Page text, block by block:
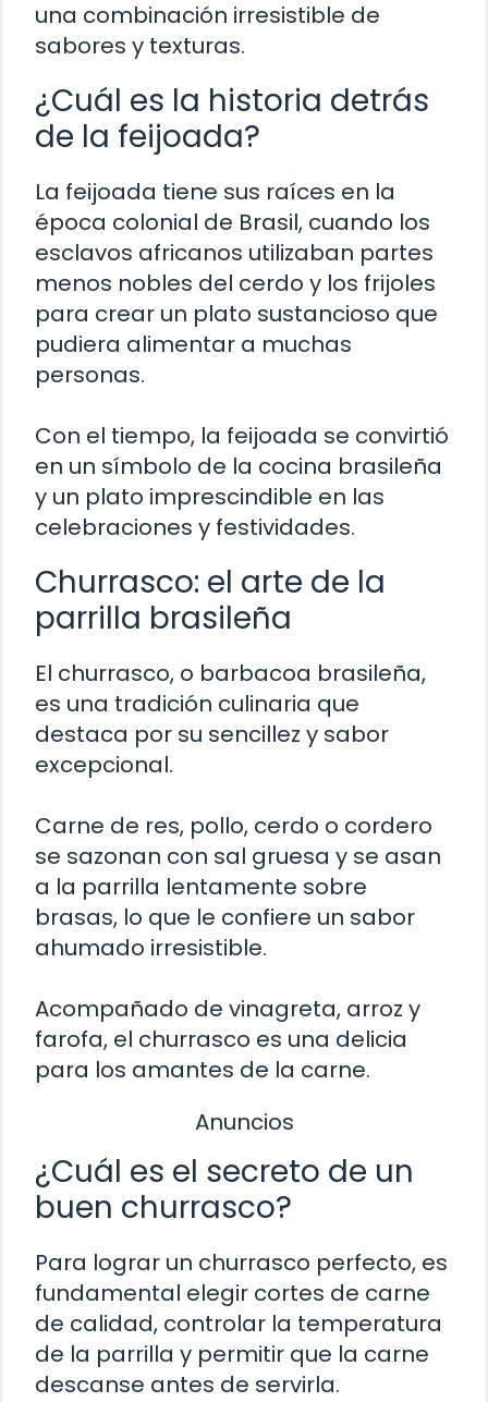
una combinación irresistible de
sabores y texturas.
¿Cuál es la historia detrás
de la feijoada?
La feijoada tiene sus raíces en la
época colonial de Brasil, cuando los
esclavos africanos utilizaban partes
menos nobles del cerdo y los frijoles
para crear un plato sustancioso que
pudiera alimentar a muchas
personas.
Con el tiempo, la feijoada se convirtió
en un símbolo de la cocina brasileña
y un plato imprescindible en las
celebraciones y festividades.
Churrasco: el arte de la
parrilla brasileña
El churrasco, o barbacoa brasileña,
es una tradición culinaria que
destaca por su sencillez y sabor
excepcional.
Carne de res, pollo, cerdo o cordero
se sazonan con sal gruesa y se asan
a la parrilla lentamente sobre
brasas, lo que le confiere un sabor
ahumado irresistible.
Acompañado de vinagreta, arroz y
farofa, el churrasco es una delicia
para los amantes de la carne.
Anuncios
¿Cuál es el secreto de un
buen churrasco?
Para lograr un churrasco perfecto, es
fundamental elegir cortes de carne
de calidad, controlar la temperatura
de la parrilla y permitir que la carne
descanse antes de servirla.